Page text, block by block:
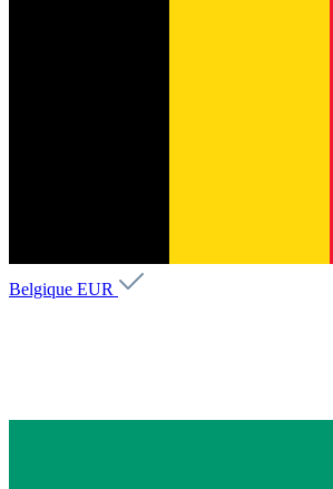
Belgique EUR